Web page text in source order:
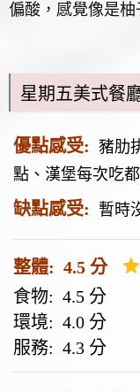
偏酸，感覺像是
星期五美式餐
優點感受: 豬肋
點、漢堡每次吃
缺點感受: 暫時
整體: 4.5 分
食物: 4.5 分
環境: 4.0 分
服務: 4.3 分